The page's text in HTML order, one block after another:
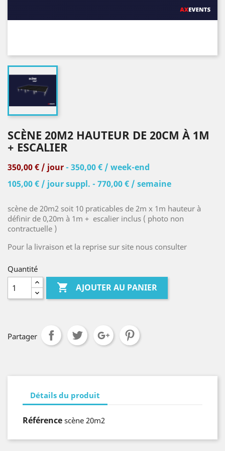
SCÈNE 20M2 HAUTEUR DE 20CM À 1M
+ ESCALIER
350,00 € / jour- 350,00 € / week-end
105,00 € / jour suppl. - 770,00 € / semaine
scène de 20m2 soit 10 praticables de 2m x 1m hauteur à
définir de 0,20m à 1m + escalier inclus ( photo non
contractuelle )
Pour la livraison et la reprise sur site nous consulter
Quantité
 AJOUTER AU PANIER
Partager
Détails du produit
Référence scène 20m2